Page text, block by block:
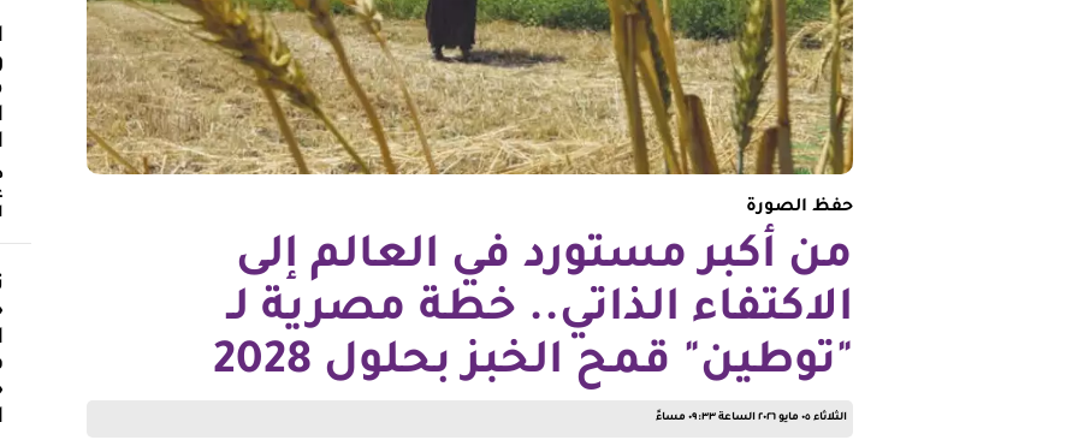
حفظ الصورة
من أكبر مستورد في العالم إلى
الاكتفاء الذاتي.. خطة مصرية لـ
"توطين" قمح الخبز بحلول 2028
الثلاثاء ٠٥ مايو ٢٠٢٦ الساعة ٠٩:٣٣ مساءً